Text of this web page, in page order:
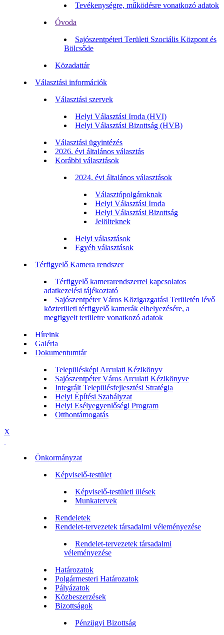
Tevékenységre, működésre vonatkozó adatok
Óvoda
Sajószentpéteri Területi Szociális Központ és
Bölcsőde
Közadattár
Választási információk
Választási szervek
Helyi Választási Iroda (HVI)
Helyi Választási Bizottság (HVB)
Választási ügyintézés
2026. évi általános választás
Korábbi választások
2024. évi általános választások
Választópolgároknak
Helyi Választási Iroda
Helyi Választási Bizottság
Jelölteknek
Helyi választások
Egyéb választások
Térfigyelő Kamera rendszer
Térfigyelő kamerarendszerrel kapcsolatos
adatkezelési tájékoztató
Sajószentpéter Város Közigazgatási Területén lévő
közterületi térfigyelő kamerák elhelyezésére, a
megfigyelt területre vonatkozó adatok
Híreink
Galéria
Dokumentumtár
Településképi Arculati Kézikönyv
Sajószentpéter Város Arculati Kézikönyve
Integrált Településfejlesztési Stratégia
Helyi Építési Szabályzat
Helyi Esélyegyenlőségi Program
Otthontámogatás
X
Önkormányzat
Képviselő-testület
Képviselő-testületi ülések
Munkatervek
Rendeletek
Rendelet-tervezetek társadalmi véleményezése
Rendelet-tervezetek társadalmi
véleményezése
Határozatok
Polgármesteri Határozatok
Pályázatok
Közbeszerzések
Bizottságok
Pénzügyi Bizottság